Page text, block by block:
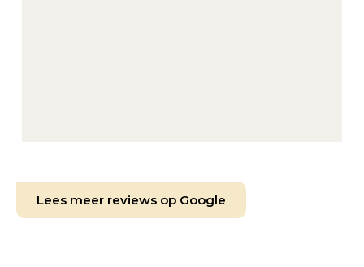
Lees meer reviews op Google